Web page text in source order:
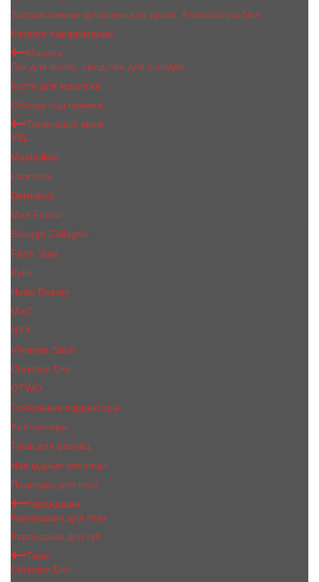
Заправляемые флаконы для духов, Атомайзеры 5мл
Каталог парфюмерии
Макияж
Лак для волос, средства для укладки
Кисти для макияжа
Основа под макияж
Тональный крем
YSL
Maybelline
Lancome
Dermacol
Max Factor
Enough Collagen
Farm Stay
Kylie
Huda Beauty
МаС
NYX
Vivienne Sabo
Сhristiаn Diоr
OTWO
Тональные корректоры
Хайлайтеры
Тушь для ресниц
Накладные ресницы
Подводка для глаз
Карандаши
Карандаши для глаз
Карандаши для губ
Тени
Christian Dior